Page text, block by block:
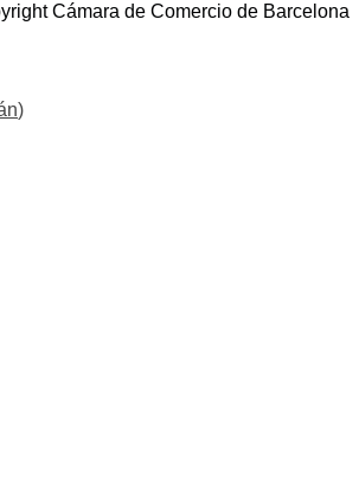
Cámara de Comercio de Barcelona
)